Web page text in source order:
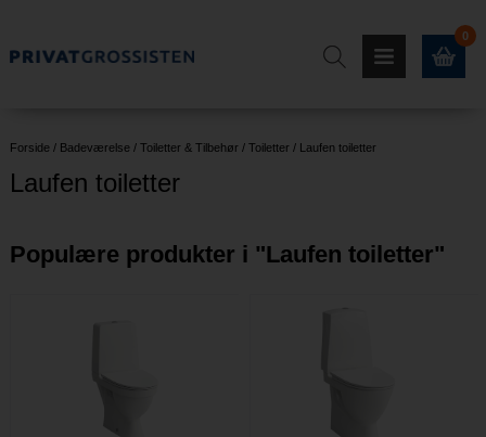
0
Forside / Badeværelse / Toiletter & Tilbehør / Toiletter / Laufen toiletter
Laufen toiletter
Populære produkter i "Laufen toiletter"